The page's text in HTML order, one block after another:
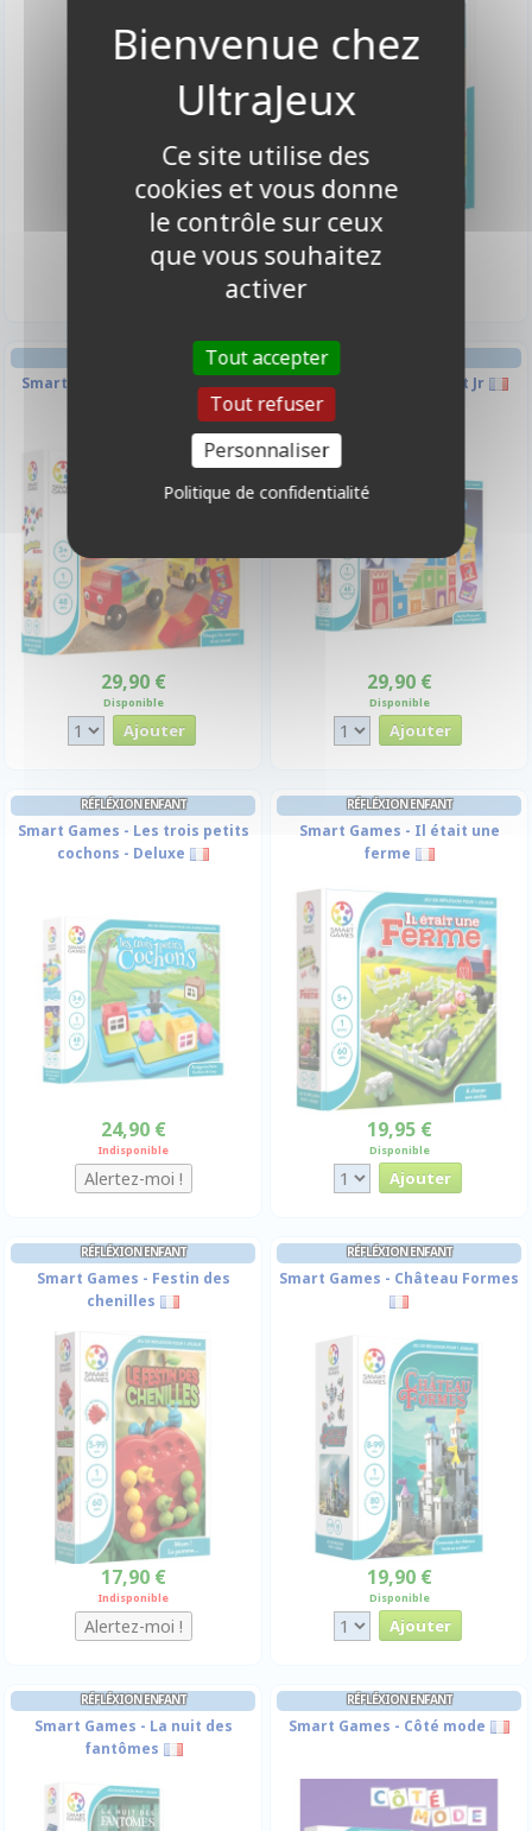
3,50 €
Indisponible
17,90 €
Disponible
Smart Games - Bahuts malins
29,90 €
Disponible
Smart Games - Camelot Jr
29,90 €
Disponible
RÉFLÉXION ENFANT
Smart Games - Les trois petits
cochons - Deluxe
24,90 €
Indisponible
RÉFLÉXION ENFANT
Smart Games - Il était une
ferme
19,95 €
Disponible
RÉFLÉXION ENFANT
Smart Games - Festin des
chenilles
17,90 €
Indisponible
RÉFLÉXION ENFANT
Smart Games - Château Formes
19,90 €
Disponible
RÉFLÉXION ENFANT
Smart Games - La nuit des
fantômes
RÉFLÉXION ENFANT
Smart Games - Côté mode
Ce site utilise des
cookies et vous donne
le contrôle sur ceux
que vous souhaitez
activer
Tout accepter
Tout refuser
Personnaliser
Politique de confidentialité